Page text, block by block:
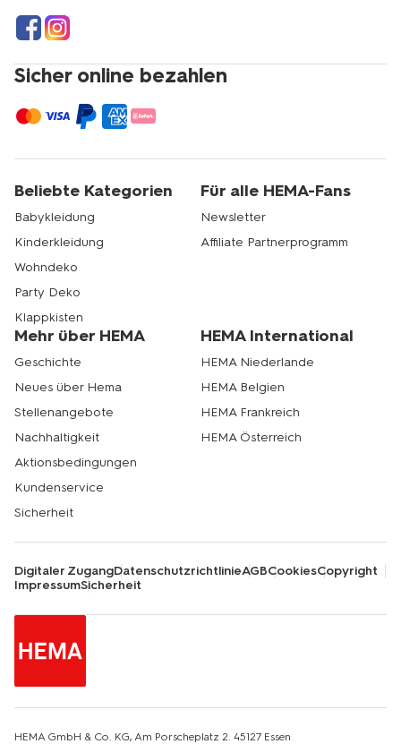
Sicher online bezahlen
Beliebte Kategorien
Babykleidung
Kinderkleidung
Wohndeko
Party Deko
Klappkisten
Für alle HEMA-Fans
Newsletter
Affiliate Partnerprogramm
Mehr über HEMA
Geschichte
Neues über Hema
Stellenangebote
Nachhaltigkeit
Aktionsbedingungen
Kundenservice
Sicherheit
HEMA International
HEMA Niederlande
HEMA Belgien
HEMA Frankreich
HEMA Österreich
Digitaler ZugangDatenschutzrichtlinieAGBCookiesCopyright
ImpressumSicherheit
HEMA GmbH & Co. KG, Am Porscheplatz 2. 45127 Essen